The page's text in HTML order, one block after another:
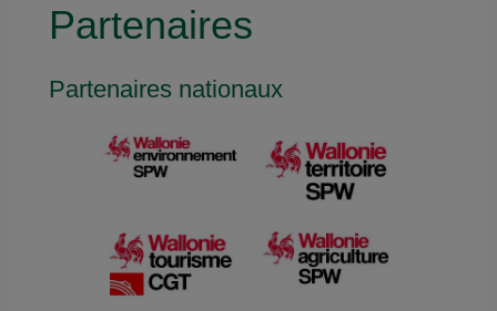
Partenaires
Partenaires nationaux